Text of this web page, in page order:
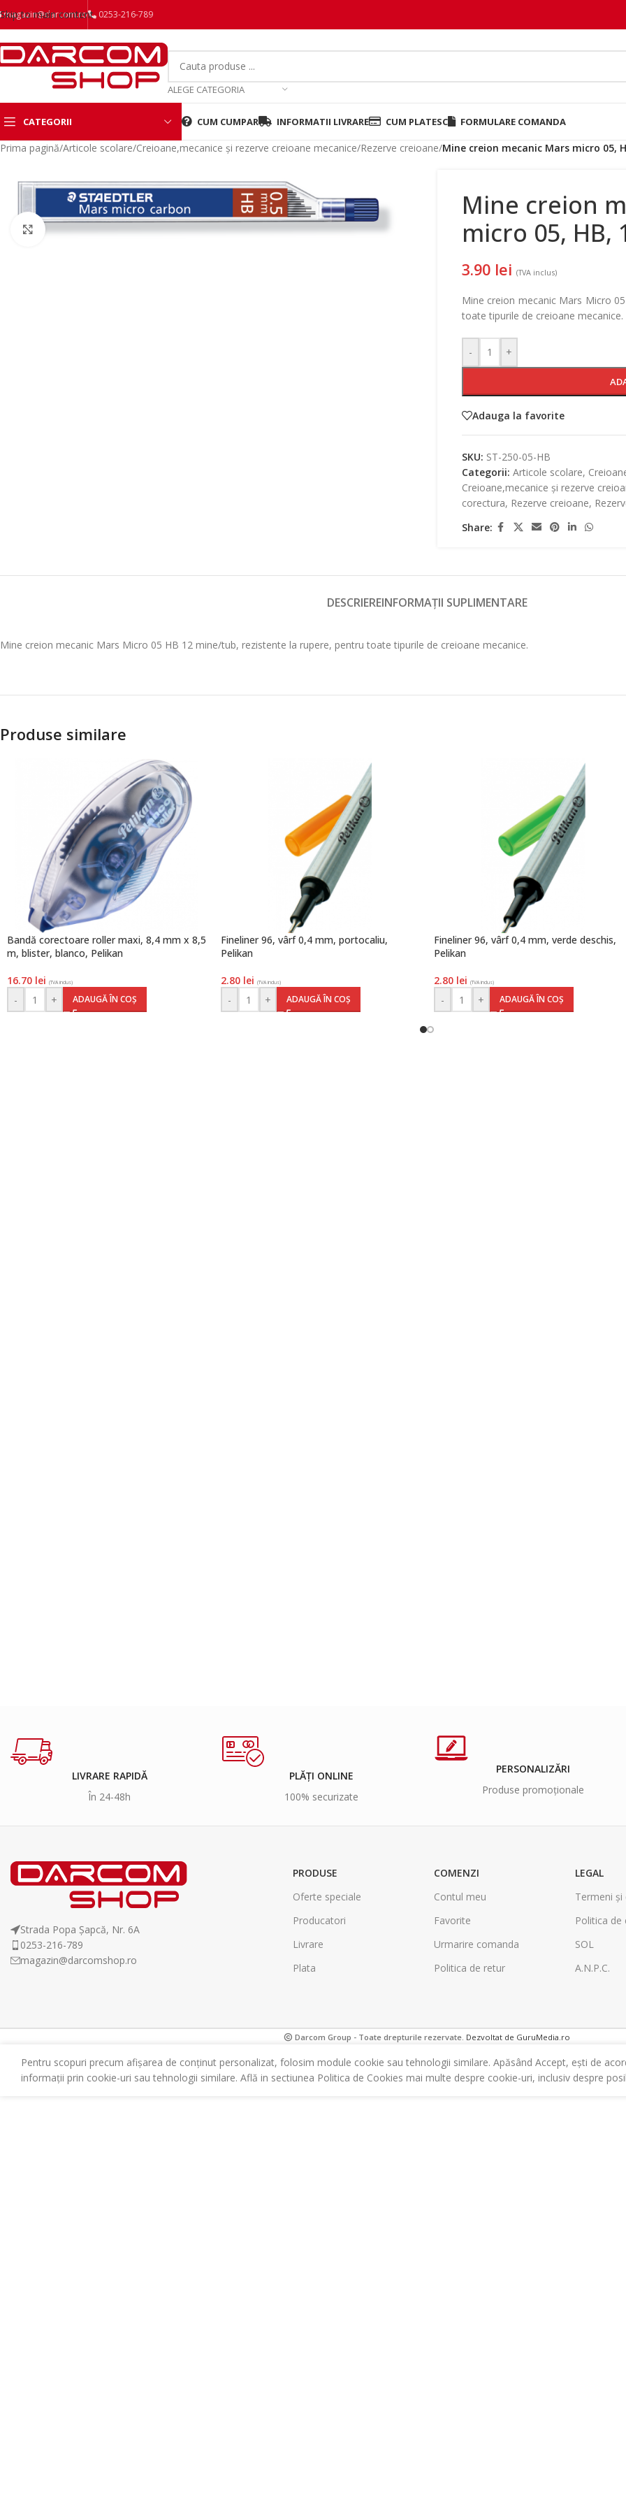
Skip to main content
magazin@darcom.ro 0253-216-789
ALEGE CATEGORIA
CATEGORII CUM CUMPAR INFORMATII LIVRARE CUM PLATESC FORMULARE COMANDA
Prima pagină/Articole scolare/Creioane,mecanice și rezerve creioane mecanice/Rezerve creioane/Mine creion mecanic Mars micro 05,
Mine creion
micro 05, HB,
3.90 lei (TVA inclus)
Mine creion mecanic Mars Micro
toate tipurile de creioane mecanice.
- +
Adauga la favorite
SKU: ST-250-05-HB
Categorii: Articole scolare,
Creioane,mecanice și rezerve
corectura, Rezerve creioane,
Share:
DESCRIEREINFORMAȚII SUPLIMENTARE
Mine creion mecanic Mars Micro 05 HB 12 mine/tub, rezistente la rupere, pentru toate tipurile de creioane mecanice.
Produse similare
Bandă corectoare roller maxi, 8,4 mm x 8,5
m, blister, blanco, Pelikan
16.70 lei (TVA inclus)
- + ADAUGĂ ÎN COȘ
Fineliner 96, vârf 0,4 mm, portocaliu,
Pelikan
2.80 lei (TVA inclus)
- + ADAUGĂ ÎN COȘ
Fineliner 96, vârf 0,4 mm, verde deschis,
Pelikan
2.80 lei (TVA inclus)
- + ADAUGĂ ÎN COȘ
LIVRARE RAPIDĂ
În 24-48h
PLĂȚI ONLINE
100% securizate
PERSONALIZĂRI
Produse promoționale
Strada Popa Șapcă, Nr. 6A
0253-216-789
magazin@darcomshop.ro
PRODUSE
Oferte speciale
Producatori
Livrare
Plata
COMENZI
Contul meu
Favorite
Urmarire comanda
Politica de retur
LEGAL
Termeni și
Politica
SOL
A.N.P.C.
Darcom Group - Toate drepturile rezervate. Dezvoltat de GuruMedia.ro
Pentru scopuri precum afișarea de conținut personalizat, folosim module cookie sau tehnologii similare. Apăsând Accept, ești de
informații prin cookie-uri sau tehnologii similare. Află in sectiunea Politica de Cookies mai multe despre cookie-uri, inclusiv despre